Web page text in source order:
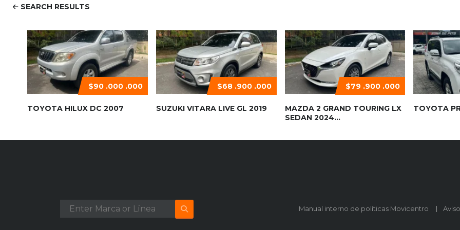
SEARCH RESULTS
$90 .000 .000
TOYOTA HILUX DC 2007
$68 .900 .000
SUZUKI VITARA LIVE GL 2019
$79 .900 .000
MAZDA 2 GRAND TOURING LX
SEDAN 2024...
TOYOTA
Manual interno de políticas Movicentro